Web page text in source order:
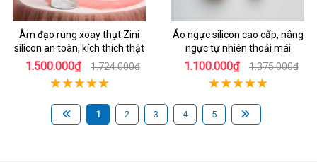
Âm đạo rung xoay thụt Zini
silicon an toàn, kích thích thật
1.500.000₫ 1.724.000₫
Áo ngực silicon cao cấp, nâng
ngực tự nhiên thoải mái
1.100.000₫ 1.375.000₫
1 2 3 4 5